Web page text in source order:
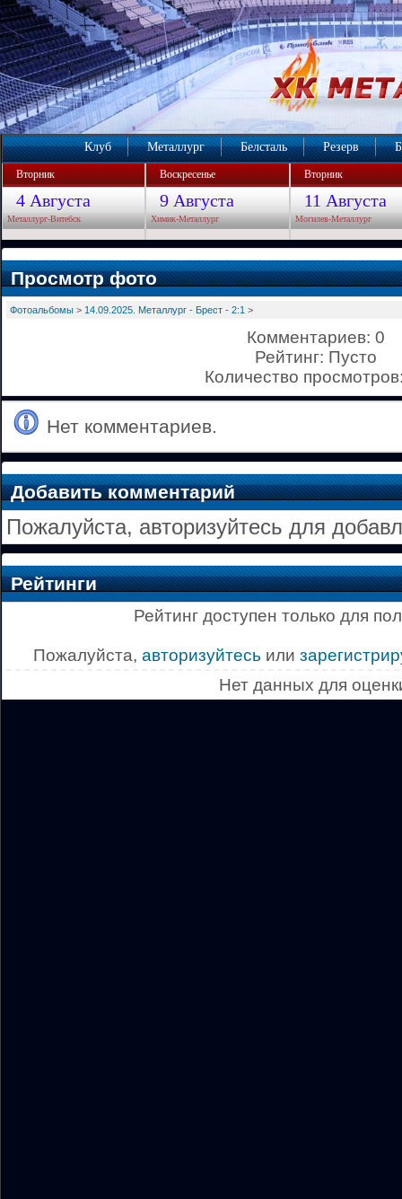
Клуб Металлург Белсталь Резерв
Вторник Воскресенье Вторник
4 Августа 9 Августа 11 Августа
Металлург-Витебск Химик-Металлург Могилев-Металлург
Просмотр фото
Фотоальбомы > 14.09.2025. Металлург - Брест - 2:1 >
Комментариев: 0
Рейтинг: Пусто
Количество
Нет комментариев.
Добавить комментарий
Пожалуйста, авторизуйтесь для
Рейтинги
Рейтинг доступен только для
Пожалуйста, авторизуйтесь или
Нет данных для